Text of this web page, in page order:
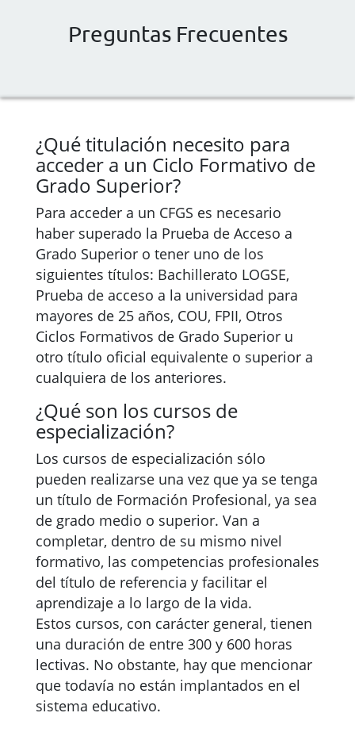
Preguntas Frecuentes
¿Qué titulación necesito para
acceder a un Ciclo Formativo de
Grado Superior?
Para acceder a un CFGS es necesario
haber superado la Prueba de Acceso a
Grado Superior o tener uno de los
siguientes títulos: Bachillerato LOGSE,
Prueba de acceso a la universidad para
mayores de 25 años, COU, FPII, Otros
Ciclos Formativos de Grado Superior u
otro título oficial equivalente o superior a
cualquiera de los anteriores.
¿Qué son los cursos de
especialización?
Los cursos de especialización sólo
pueden realizarse una vez que ya se tenga
un título de Formación Profesional, ya sea
de grado medio o superior. Van a
completar, dentro de su mismo nivel
formativo, las competencias profesionales
del título de referencia y facilitar el
aprendizaje a lo largo de la vida.
Estos cursos, con carácter general, tienen
una duración de entre 300 y 600 horas
lectivas. No obstante, hay que mencionar
que todavía no están implantados en el
sistema educativo.